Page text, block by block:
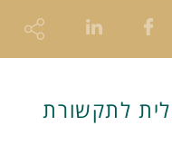
לתקשורת